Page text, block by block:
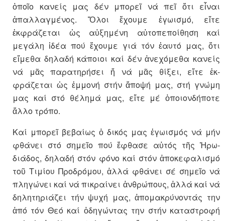
ὁποῖο κανείς μας δέν μπορεῖ νά πεῖ ὅτι εἶναι
ἀπαλλαγμένος. Ὅλοι ἔχουμε ἐγωισμό, εἴτε
ἐκφράζεται ὡς αὐξη­μένη αὐτοπεποίθηση καί
μεγάλη ἰδέα πού ἔχουμε γιά τόν ἑαυτό μας, ὅτι
εἴμεθα δηλαδή κά­ποιοι καί δέν ἀνεχόμεθα κανείς
νά μᾶς παρατηρήσει ἤ νά μᾶς θίξει, εἴτε ἐκ­
φράζεται ὡς ἐμμονή στήν ἄποψή μας, στή γνώμη
μας καί στό θέλημά μας, εἴτε μέ ὁποιονδή­πο­τε
ἄλλο τρόπο.
Καί μπορεῖ βεβαίως ὁ δικός μας ἐγωισμός νά μήν
φθάνει στό ση­μεῖο πού ἔφθασε αὐτός τῆς Ἡρω­
διάδος, δηλαδή στόν φόνο καί στόν ἀποκεφαλισμό
τοῦ Τι­μίου Προδρόμου, ἀλλά φθάνει σέ ση­μεῖο νά
πληγώνει καί νά πι­κραί­­νει ἀν­θρώπους, ἀλλά καί νά
δηλητη­ρι­άζει τήν ψυχή μας, ἀπο­μακρύ­νοντάς την
ἀπό τόν Θεό καί ὁδη­γώντας την στήν κατα­στροφή